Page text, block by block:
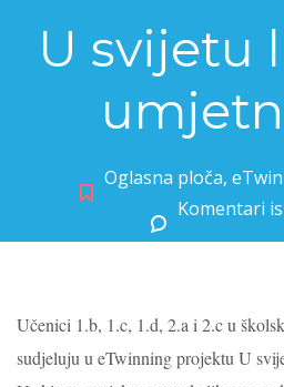
U svijetu
Oglasna ploča,
Komentari
Učenici 1.b, 1.c, 1.d, 2.a i 2.c u
sudjeluju u eTwinning projektu U